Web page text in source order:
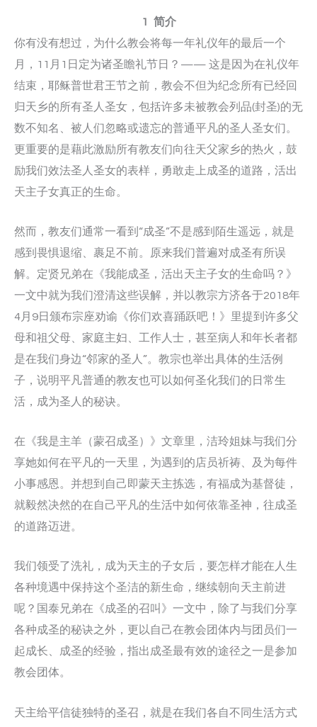
1 简介
你有没有想过，为什么教会将每一年礼仪年的最后一个
月，11月1日定为诸圣瞻礼节日？—— 这是因为在礼仪年
结束，耶稣普世君王节之前，教会不但为纪念所有已经回
归天乡的所有圣人圣女，包括许多未被教会列品(封圣)的无
数不知名、被人们忽略或遗忘的普通平凡的圣人圣女们。
更重要的是藉此激励所有教友们向往天父家乡的热火，鼓
励我们效法圣人圣女的表样，勇敢走上成圣的道路，活出
天主子女真正的生命。
然而，教友们通常一看到“成圣”不是感到陌生遥远，就是
感到畏惧退缩、裹足不前。原来我们普遍对成圣有所误
解。定贤兄弟在《我能成圣，活出天主子女的生命吗？》
一文中就为我们澄清这些误解，并以教宗方济各于2018年
4月9日颁布宗座劝谕《你们欢喜踊跃吧！》里提到许多父
母和祖父母、家庭主妇、工作人士，甚至病人和年长者都
是在我们身边“邻家的圣人”。教宗也举出具体的生活例
子，说明平凡普通的教友也可以如何圣化我们的日常生
活，成为圣人的秘诀。
在《我是主羊（蒙召成圣）》文章里，洁玲姐妹与我们分
享她如何在平凡的一天里，为遇到的店员祈祷、及为每件
小事感恩。并想到自己即蒙天主拣选，有福成为基督徒，
就毅然决然的在自己平凡的生活中如何依靠圣神，往成圣
的道路迈进。
我们领受了洗礼，成为天主的子女后，要怎样才能在人生
各种境遇中保持这个圣洁的新生命，继续朝向天主前进
呢？国泰兄弟在《成圣的召叫》一文中，除了与我们分享
各种成圣的秘诀之外，更以自己在教会团体内与团员们一
起成长、成圣的经验，指出成圣最有效的途径之一是参加
教会团体。
天主给平信徒独特的圣召，就是在我们各自不同生活方式